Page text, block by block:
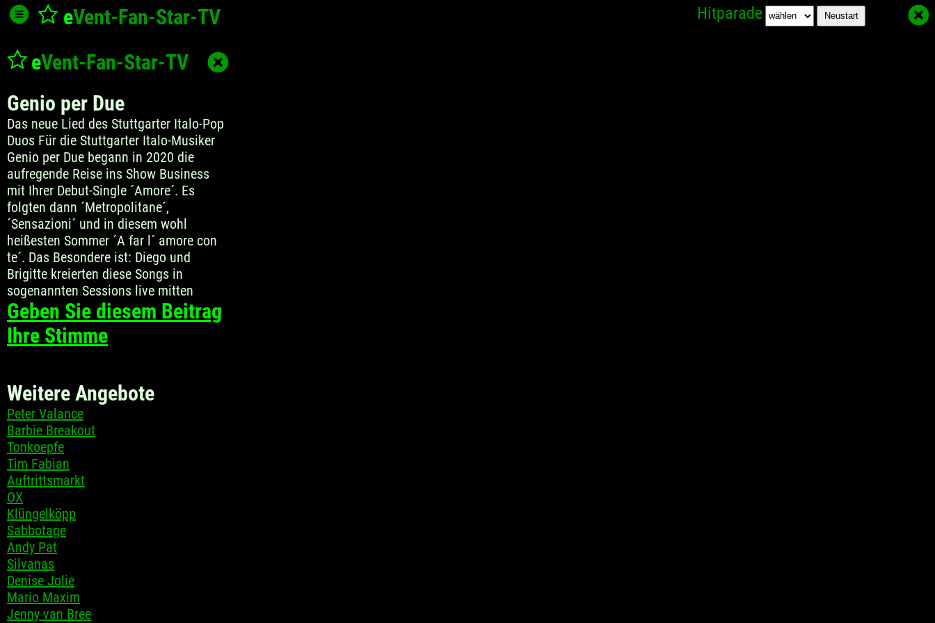
eVent-Fan-Star-TV Hitparade
eVent-Fan-Star-TV
Genio per Due
Das neue Lied des Stuttgarter Italo-Pop
Duos Für die Stuttgarter Italo-Musiker
Genio per Due begann in 2020 die
aufregende Reise ins Show Business
mit Ihrer Debut-Single ´Amore´. Es
folgten dann ´Metropolitane´,
´Sensazioni´ und in diesem wohl
heißesten Sommer ´A far l´ amore con
te´. Das Besondere ist: Diego und
Brigitte kreierten diese Songs in
sogenannten Sessions live mitten
Geben Sie diesem Beitrag
Ihre Stimme
Weitere Angebote
Peter Valance
Barbie Breakout
Tonkoepfe
Tim Fabian
Auftrittsmarkt
OX
Klüngelköpp
Sabbotage
Andy Pat
Silvanas
Denise Jolie
Mario Maxim
Jenny van Bree